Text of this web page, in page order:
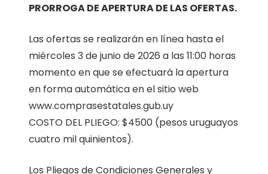
PRORROGA DE APERTURA DE LAS OFERTAS.
Las ofertas se realizarán en línea hasta el
miércoles 3 de junio de 2026 a las 11:00 horas
momento en que se efectuará la apertura
en forma automática en el sitio web
www.comprasestatales.gub.uy
COSTO DEL PLIEGO: $4500 (pesos uruguayos
cuatro mil quinientos).
Los Pliegos de Condiciones Generales y